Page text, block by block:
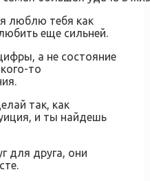
люблю тебя как
еще сильней.
а не состояние
то
так, как
и ты найдешь
для друга, они